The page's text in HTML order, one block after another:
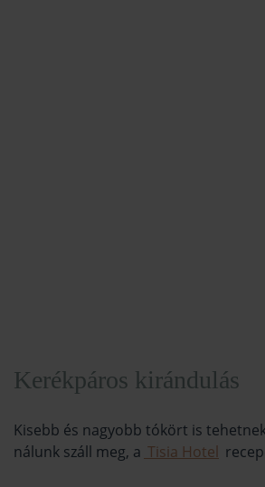
Kerékpáros kirándulás
Kisebb és nagyobb tókört is
nálunk száll meg, a Tisia Hotel